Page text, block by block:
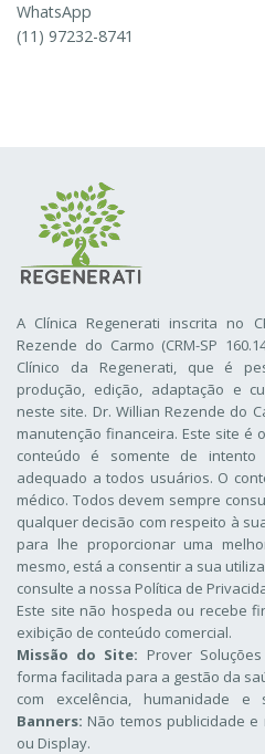
WhatsApp
(11) 97232-8741
A Clínica Regenerati inscrita no
Rezende do Carmo (CRM-SP
Clínico da Regenerati, que é
produção, edição, adaptação e
neste site. Dr. Willian Rezende do
manutenção financeira. Este site é
conteúdo é somente de
adequado a todos usuários. O
médico. Todos devem sempre
qualquer decisão com respeito à
para lhe proporcionar uma
mesmo, está a consentir a sua
consulte a nossa Política de
Este site não hospeda ou recebe
exibição de conteúdo comercial.
Missão do Site: Prover
forma facilitada para a gestão da
com excelência, humanidade e
Banners: Não temos publicidade
ou Display.